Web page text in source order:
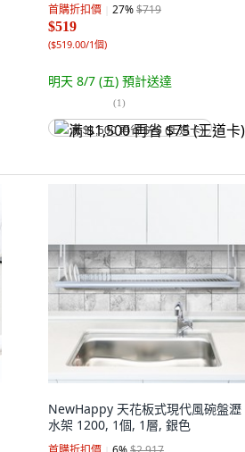
首購折扣價 27%$719
$519
($519.00/1個)
明天 8/7 (五) 預計送達
(1)
满 $1,500 再省 $75 (王道卡)
NewHappy 天花板式現代風碗盤瀝
水架 1200, 1個, 1層, 銀色